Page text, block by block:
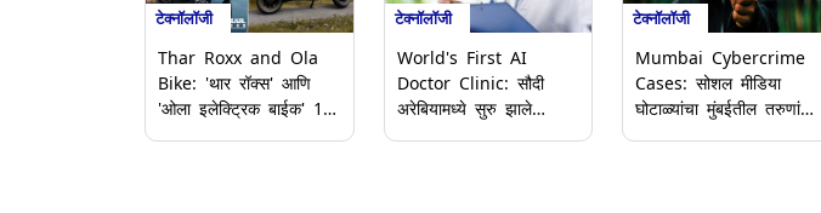
टेक्नॉलॉजी
Thar Roxx and Ola
Bike: 'थार रॉक्स' आणि
'ओला इलेक्ट्रिक बाईक' 15
टेक्नॉलॉजी
World's First AI
Doctor Clinic: सौदी
अरेबियामध्ये सुरु झाले
टेक्नॉलॉजी
Mumbai Cybercrime
Cases: सोशल मीडिया
घोटाळ्यांचा मुंबईतील तरुणांना